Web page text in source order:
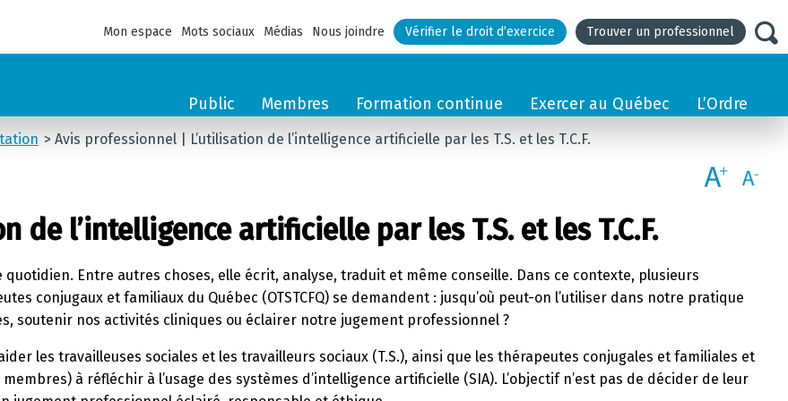
Mon espace Mots sociaux Médias Nous joindre Vérifier le droit d’exercice Trouver un professionnel
Public Membres Formation continue Exercer au Québec L’Ordre
Avis professionnel | L’utilisation de l’intelligence artificielle par les T.S. et les T.C.F.
de l’intelligence artificielle par les T.S. et les T.C.F.
Entre autres choses, elle écrit, analyse, traduit et même conseille. Dans ce contexte, plusieurs
conjugaux et familiaux du Québec (OTSTCFQ) se demandent : jusqu’où peut-on l’utiliser dans notre pratique
soutenir nos activités cliniques ou éclairer notre jugement professionnel ?
les travailleuses sociales et les travailleurs sociaux (T.S.), ainsi que les thérapeutes conjugales et familiales et
à réfléchir à l’usage des systèmes d’intelligence artificielle (SIA). L’objectif n’est pas de décider de leur